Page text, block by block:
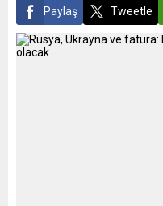
Paylaş Tweetle